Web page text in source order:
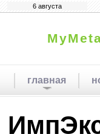
6 августа
главная